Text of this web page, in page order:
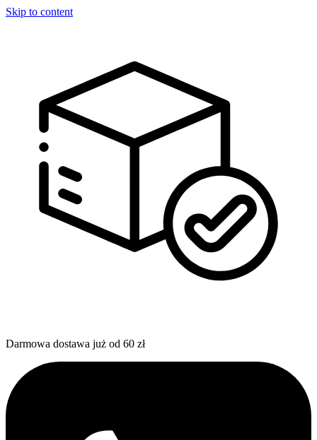
Skip to content
Darmowa dostawa już od 60 zł